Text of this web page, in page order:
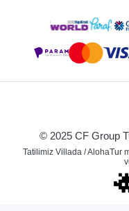
© 2025 CF Group
Tatilimiz Villada / AlohaTur